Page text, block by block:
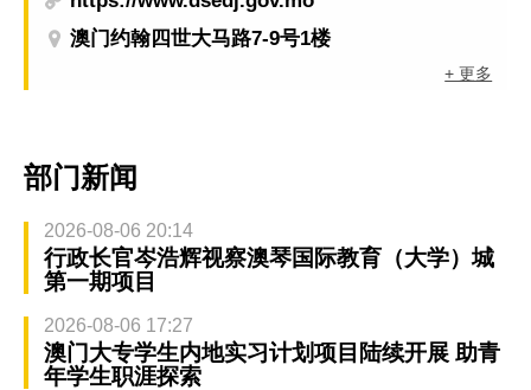
澳门约翰四世大马路7-9号1楼
+ 更多
部门新闻
2026-08-06 20:14
行政长官岑浩辉视察澳琴国际教育（大学）城
第一期项目
2026-08-06 17:27
澳门大专学生内地实习计划项目陆续开展 助青
年学生职涯探索